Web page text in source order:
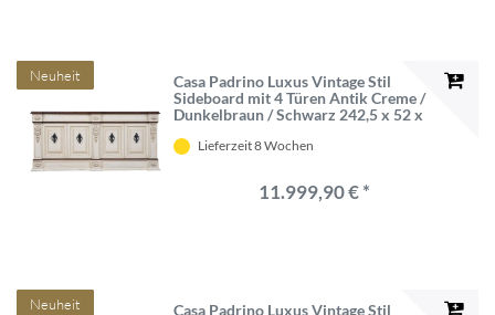
Neuheit
Casa Padrino Luxus Vintage Stil
Sideboard mit 4 Türen Antik Creme /
Dunkelbraun / Schwarz 242,5 x 52 x
Massivholz Möbel - Vintage Stil
Lieferzeit 8 Wochen
11.999,90 € *
Neuheit
Casa Padrino Luxus Vintage Stil